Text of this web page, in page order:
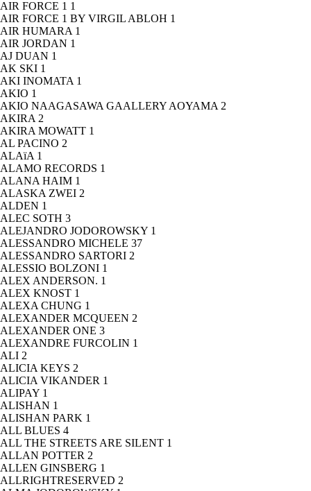
AIR FORCE 1 1
AIR FORCE 1 BY VIRGIL ABLOH 1
AIR HUMARA 1
AIR JORDAN 1
AJ DUAN 1
AK SKI 1
AKI INOMATA 1
AKIO 1
AKIO NAAGASAWA GAALLERY AOYAMA 2
AKIRA 2
AKIRA MOWATT 1
AL PACINO 2
ALAïA 1
ALAMO RECORDS 1
ALANA HAIM 1
ALASKA ZWEI 2
ALDEN 1
ALEC SOTH 3
ALEJANDRO JODOROWSKY 1
ALESSANDRO MICHELE 37
ALESSANDRO SARTORI 2
ALESSIO BOLZONI 1
ALEX ANDERSON. 1
ALEX KNOST 1
ALEXA CHUNG 1
ALEXANDER MCQUEEN 2
ALEXANDER ONE 3
ALEXANDRE FURCOLIN 1
ALI 2
ALICIA KEYS 2
ALICIA VIKANDER 1
ALIPAY 1
ALISHAN 1
ALISHAN PARK 1
ALL BLUES 4
ALL THE STREETS ARE SILENT 1
ALLAN POTTER 2
ALLEN GINSBERG 1
ALLRIGHTRESERVED 2